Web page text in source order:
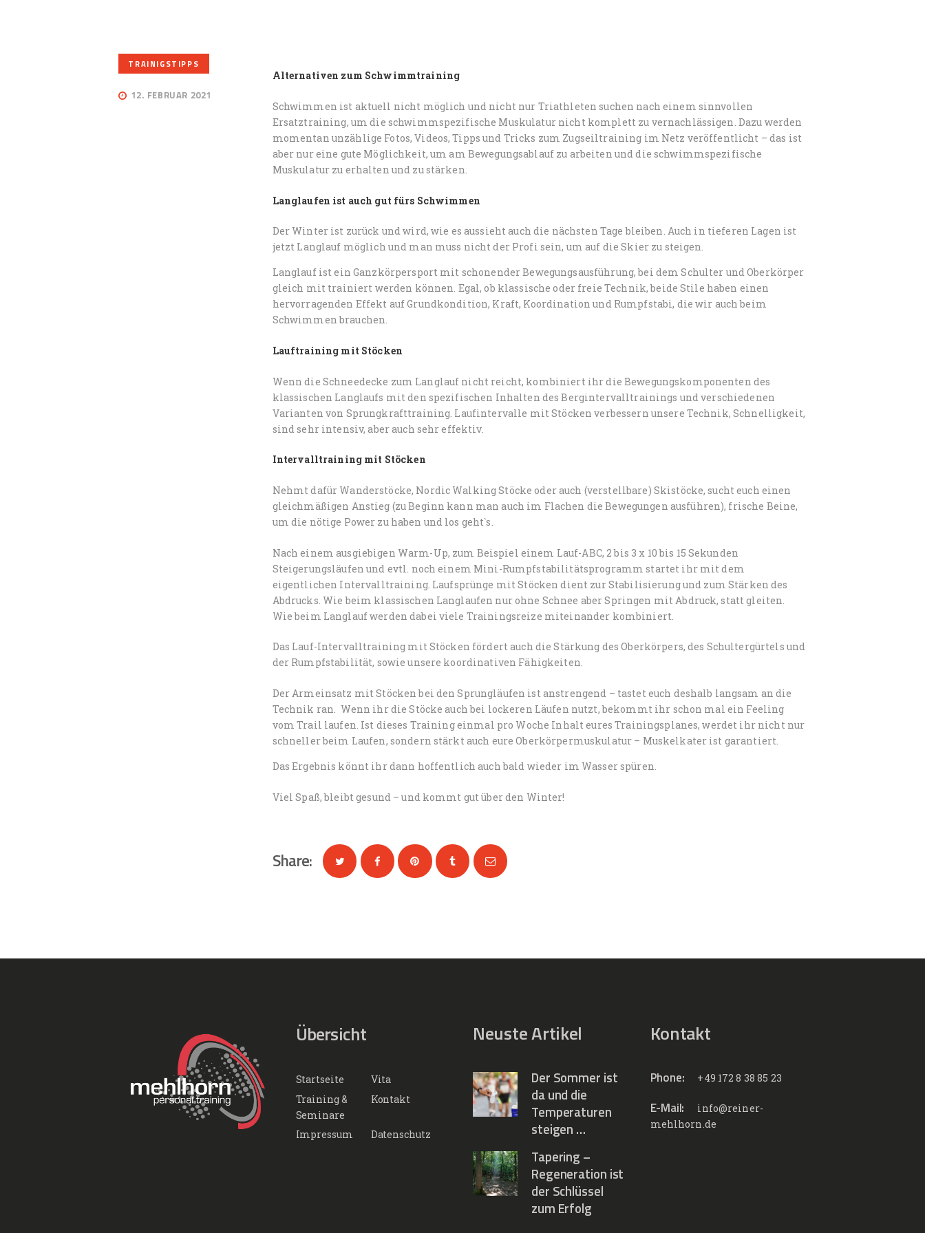
TRAINIGSTIPPS
12. FEBRUAR 2021
Alternativen zum Schwimmtraining
Schwimmen ist aktuell nicht möglich und nicht nur Triathleten suchen nach einem sinnvollen
Ersatztraining, um die schwimmspezifische Muskulatur nicht komplett zu vernachlässigen. Dazu werden
momentan unzählige Fotos, Videos, Tipps und Tricks zum Zugseiltraining im Netz veröffentlicht – das ist
aber nur eine gute Möglichkeit, um am Bewegungsablauf zu arbeiten und die schwimmspezifische
Muskulatur zu erhalten und zu stärken.
Langlaufen ist auch gut fürs Schwimmen
Der Winter ist zurück und wird, wie es aussieht auch die nächsten Tage bleiben. Auch in tieferen Lagen ist
jetzt Langlauf möglich und man muss nicht der Profi sein, um auf die Skier zu steigen.
Langlauf ist ein Ganzkörpersport mit schonender Bewegungsausführung, bei dem Schulter und Oberkörper
gleich mit trainiert werden können. Egal, ob klassische oder freie Technik, beide Stile haben einen
hervorragenden Effekt auf Grundkondition, Kraft, Koordination und Rumpfstabi, die wir auch beim
Schwimmen brauchen.
Lauftraining mit Stöcken
Wenn die Schneedecke zum Langlauf nicht reicht, kombiniert ihr die Bewegungskomponenten des
klassischen Langlaufs mit den spezifischen Inhalten des Bergintervalltrainings und verschiedenen
Varianten von Sprungkrafttraining. Laufintervalle mit Stöcken verbessern unsere Technik, Schnelligkeit,
sind sehr intensiv, aber auch sehr effektiv.
Intervalltraining mit Stöcken
Nehmt dafür Wanderstöcke, Nordic Walking Stöcke oder auch (verstellbare) Skistöcke, sucht euch einen
gleichmäßigen Anstieg (zu Beginn kann man auch im Flachen die Bewegungen ausführen), frische Beine,
um die nötige Power zu haben und los geht`s.
Nach einem ausgiebigen Warm-Up, zum Beispiel einem Lauf-ABC, 2 bis 3 x 10 bis 15 Sekunden
Steigerungsläufen und evtl. noch einem Mini-Rumpfstabilitätsprogramm startet ihr mit dem
eigentlichen Intervalltraining. Laufsprünge mit Stöcken dient zur Stabilisierung und zum Stärken des
Abdrucks. Wie beim klassischen Langlaufen nur ohne Schnee aber Springen mit Abdruck, statt gleiten.
Wie beim Langlauf werden dabei viele Trainingsreize miteinander kombiniert.
Das Lauf-Intervalltraining mit Stöcken fördert auch die Stärkung des Oberkörpers, des Schultergürtels und
der Rumpfstabilität, sowie unsere koordinativen Fähigkeiten.
Der Armeinsatz mit Stöcken bei den Sprungläufen ist anstrengend – tastet euch deshalb langsam an die
Technik ran. Wenn ihr die Stöcke auch bei lockeren Läufen nutzt, bekommt ihr schon mal ein Feeling
vom Trail laufen. Ist dieses Training einmal pro Woche Inhalt eures Trainingsplanes, werdet ihr nicht nur
schneller beim Laufen, sondern stärkt auch eure Oberkörpermuskulatur – Muskelkater ist garantiert.
Das Ergebnis könnt ihr dann hoffentlich auch bald wieder im Wasser spüren.
Viel Spaß, bleibt gesund – und kommt gut über den Winter!
Share:
Übersicht
Startseite
Vita
Training &
Seminare
Kontakt
Impressum Datenschutz
Neuste Artikel
Der Sommer ist
da und die
Temperaturen
steigen …
Tapering –
Regeneration ist
der Schlüssel
zum Erfolg
Kontakt
Phone: +49 172 8 38 85 23
E-Mail:
info@reiner-
mehlhorn.de